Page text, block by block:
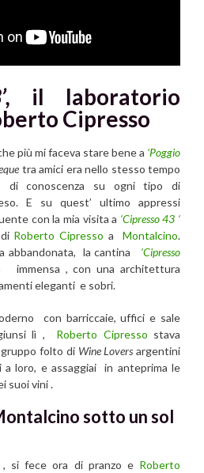
il laboratorio
Cipresso
più mi faceva stare bene a ‘Poggio
tra amici era nello stesso tempo
di conoscenza su ogni tipo di
E su quest’ ultimo appressi
con la mia visita a ‘Cipresso 43 ‘
Roberto Cipresso aMontalcino.
abbandonata, la cantina ‘Cipresso
, con una architettura
eleganti e sobri.
con barriccaie, uffici e sale
lì , Roberto Cipresso stava
folto di Wine Lovers argentini
a loro, e assaggiai in anteprima le
suoi vini .
sotto un sol
si fece ora di pranzo e Roberto